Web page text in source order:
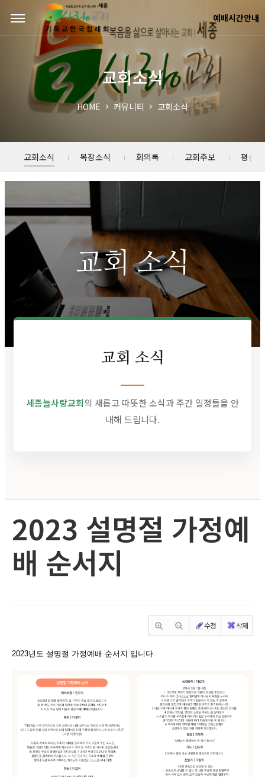
예배시간안내
교회소식
HOME 커뮤니티 교회소식
교회소식 목장소식 회의록 교회주보 평신
교회 소식
교회 소식
세종늘사랑교회의 새롭고 따뜻한 소식과 주간 일정들을 안
내해 드립니다.
2023 설명절 가정예
배 순서지
수정 삭제
2023년도 설명절 가정예배 순서지 입니다.